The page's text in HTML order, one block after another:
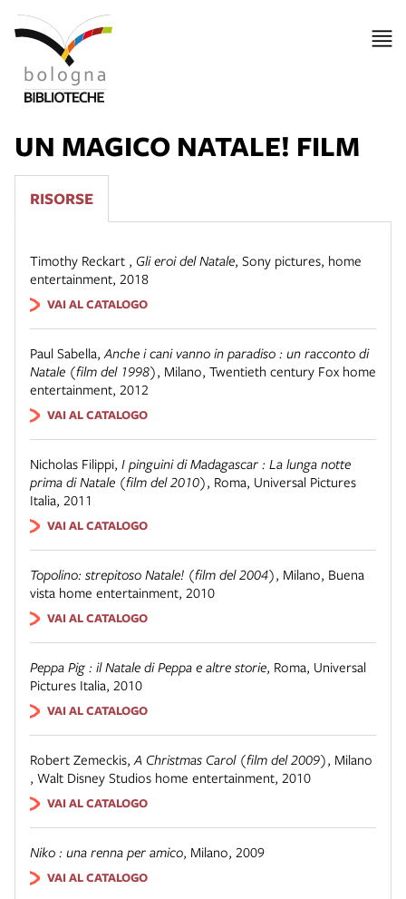
UN MAGICO NATALE! FILM
RISORSE
Timothy Reckart , Gli eroi del Natale, Sony pictures, home
entertainment, 2018
VAI AL CATALOGO
Paul Sabella, Anche i cani vanno in paradiso : un racconto di
Natale (film del 1998), Milano, Twentieth century Fox home
entertainment, 2012
VAI AL CATALOGO
Nicholas Filippi, I pinguini di Madagascar : La lunga notte
prima di Natale (film del 2010), Roma, Universal Pictures
Italia, 2011
VAI AL CATALOGO
Topolino: strepitoso Natale! (film del 2004), Milano, Buena
vista home entertainment, 2010
VAI AL CATALOGO
Peppa Pig : il Natale di Peppa e altre storie, Roma, Universal
Pictures Italia, 2010
VAI AL CATALOGO
Robert Zemeckis, A Christmas Carol (film del 2009), Milano
, Walt Disney Studios home entertainment, 2010
VAI AL CATALOGO
Niko : una renna per amico, Milano, 2009
VAI AL CATALOGO